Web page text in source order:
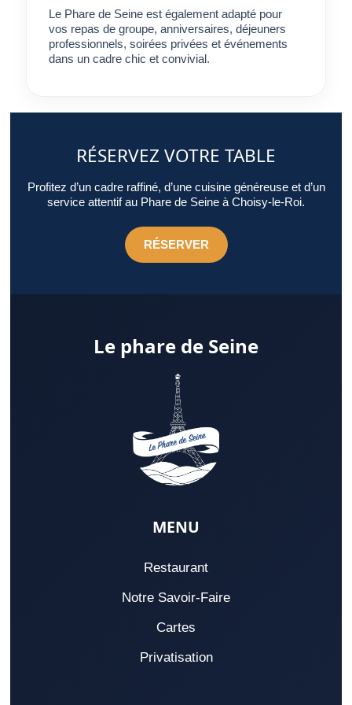
Le Phare de Seine est également adapté pour
vos repas de groupe, anniversaires, déjeuners
professionnels, soirées privées et événements
dans un cadre chic et convivial.
RÉSERVEZ VOTRE TABLE
Profitez d’un cadre raffiné, d’une cuisine généreuse et d’un
service attentif au Phare de Seine à Choisy-le-Roi.
RÉSERVER
Le phare de Seine
MENU
Restaurant
Notre Savoir-Faire
Cartes
Privatisation